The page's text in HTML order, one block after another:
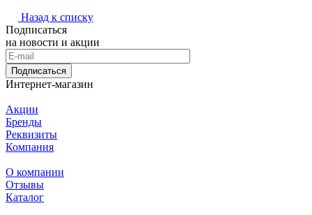
Назад к списку
Подписаться
на новости и акции
Подписаться
Интернет-магазин
Акции
Бренды
Реквизиты
Компания
О компании
Отзывы
Каталог